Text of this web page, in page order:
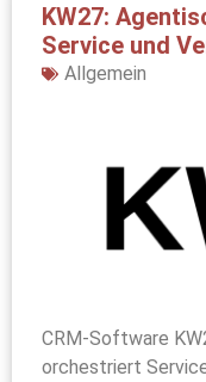
KW27:
Service und
Allgemein
CRM-Software
orchestriert